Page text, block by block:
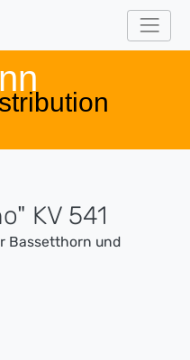
KV 541
Bassetthorn und